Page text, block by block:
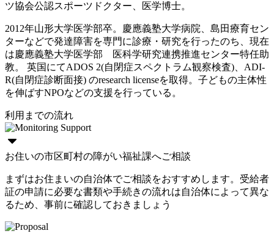
ツ協会公認スポーツドクター、医学博士。
2012年山形大学医学部卒。慶應義塾大学病院、島田療育セン
ターなどで発達障害を専門に診療・研究を行ったのち、現在
は慶應義塾大学医学部 医科学研究連携推進センター特任助
教。 英国にてADOS 2(自閉症スペクトラム観察検査)、ADI-
R(自閉症診断面接) のresearch licenseを取得。子どもの主体性
を伸ばすNPOなどの支援を行っている。
利用までの流れ
お住いの市区町村の障がい福祉課へご相談
まずはお住まいの自治体でご相談をおすすめします。受給者
証の申請に必要な書類や手続きの流れは自治体によって異な
るため、事前に確認しておきましょう